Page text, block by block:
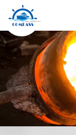
Qingdao
Compass
Hardware
Co.,Ltd.